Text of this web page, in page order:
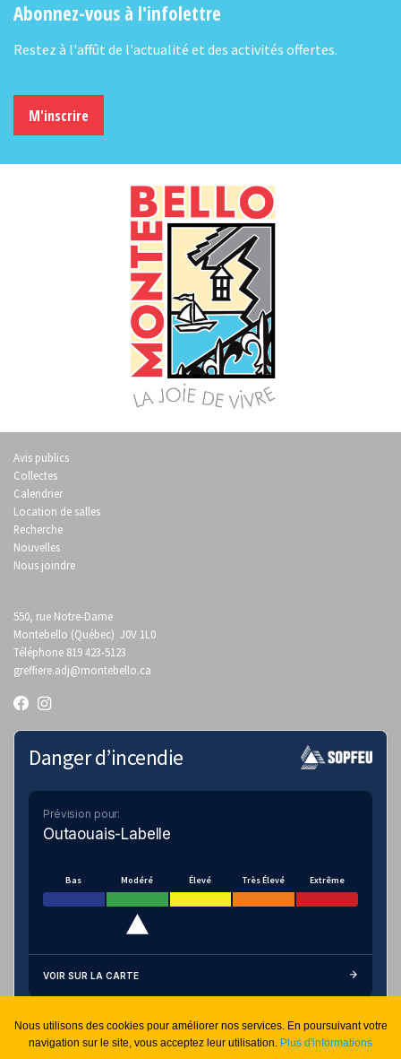
Abonnez-vous à l'infolettre
Restez à l'affût de l'actualité et des activités offertes.
M'inscrire
Avis publics
Collectes
Calendrier
Location de salles
Recherche
Nouvelles
Nous joindre
550, rue Notre-Dame
Montebello (Québec) J0V 1L0
Téléphone 819 423-5123
greffiere.adj@montebello.ca
Danger d’incendie
Prévision pour:
Outaouais-Labelle
Bas Modéré Élevé Très Élevé Extrême
VOIR SUR LA CARTE
Connexion sécurisée
Nous utilisons des cookies pour améliorer nos services. En poursuivant votre
navigation sur le site, vous acceptez leur utilisation. Plus d'informations